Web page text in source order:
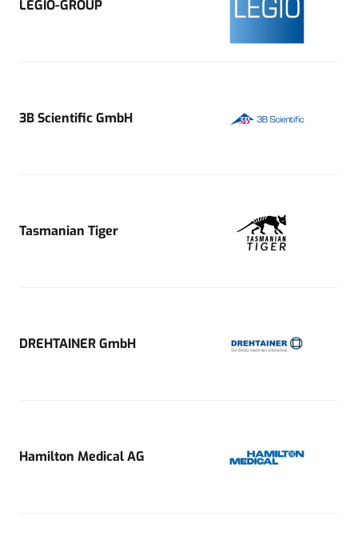
LEGIO-GROUP
3B Scientific GmbH
Tasmanian Tiger
DREHTAINER GmbH
Hamilton Medical AG